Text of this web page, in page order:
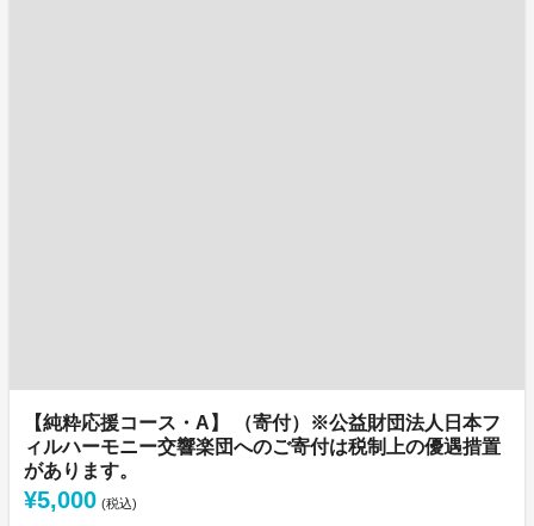
【純粋応援コース・A】 （寄付）※公益財団法人日本フ
ィルハーモニー交響楽団へのご寄付は税制上の優遇措置
があります。
¥5,000 (税込)